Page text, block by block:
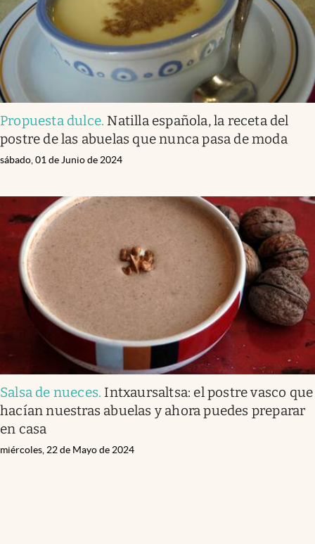
Propuesta dulce. Natilla española, la receta del
postre de las abuelas que nunca pasa de moda
sábado, 01 de Junio de 2024
Salsa de nueces. Intxaursaltsa: el postre vasco que
hacían nuestras abuelas y ahora puedes preparar
en casa
miércoles, 22 de Mayo de 2024